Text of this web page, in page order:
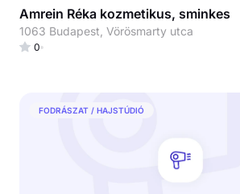
Amrein Réka kozmetikus, sminkes
1063 Budapest, Vörösmarty utca
0
FODRÁSZAT / HAJSTÚDIÓ